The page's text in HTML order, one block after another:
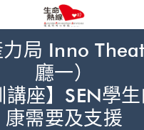
局 Inno
廳一）
講座】SEN學
康需要及支援